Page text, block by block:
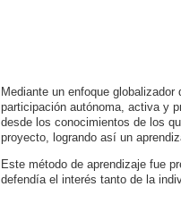
Mediante un enfoque
participación autónoma, activa y
desde los conocimientos de los
proyecto, logrando así un
Este método de aprendizaje fue
defendía el interés tanto de la